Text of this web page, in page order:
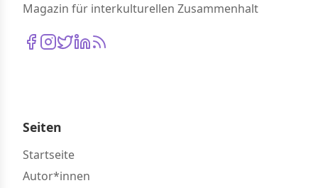
Magazin für interkulturellen Zusammenhalt
Seiten
Startseite
Autor*innen